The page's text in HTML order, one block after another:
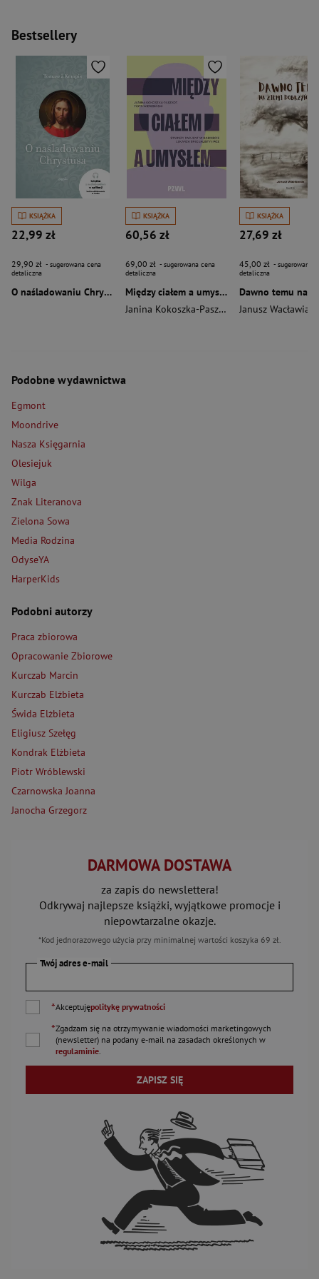
Bestsellery
KSIĄŻKA
22,99 zł
29,90 zł - sugerowana cena
detaliczna
O naśladowaniu Chrystusa wyd. 2026
KSIĄŻKA
60,56 zł
69,00 zł - sugerowana cena
detaliczna
Między ciałem a umysłem
Janina Kokoszka-Paszkot
Piotr Wierzbiński
KSIĄŻKA
27,69 zł
45,00 zł - sugerowana
detaliczna
Janusz Wacławiak
Podobne wydawnictwa
Egmont
Moondrive
Nasza Księgarnia
Olesiejuk
Wilga
Znak Literanova
Zielona Sowa
Media Rodzina
OdyseYA
HarperKids
Podobni autorzy
Praca zbiorowa
Opracowanie Zbiorowe
Kurczab Marcin
Kurczab Elżbieta
Świda Elżbieta
Eligiusz Szełęg
Kondrak Elżbieta
Piotr Wróblewski
Czarnowska Joanna
Janocha Grzegorz
DARMOWA DOSTAWA
za zapis do newslettera!
Odkrywaj najlepsze książki, wyjątkowe promocje i
niepowtarzalne okazje.
*Kod jednorazowego użycia przy minimalnej wartości koszyka 69 zł.
Twój adres e-mail
*Akceptujępolitykę prywatności
*Zgadzam się na otrzymywanie wiadomości marketingowych
(newsletter) na podany e-mail na zasadach określonych w
regulaminie.
ZAPISZ SIĘ